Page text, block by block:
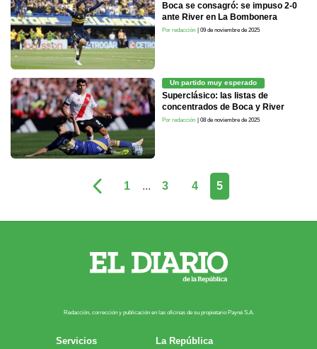
Boca se consagró: se impuso 2-0
ante River en La Bombonera
Por redacción | 09 de noviembre de 2025
Un partido muy esperado
Superclásico: las listas de
concentrados de Boca y River
Por redacción | 08 de noviembre de 2025
1 ... 3 4 5
Redacción, corrección y publicación en las oficinas de su propietario Payn​é S.A.
Servicios
La República